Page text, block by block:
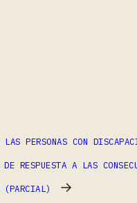
PERSONAS CON
A LAS
(PARCIAL) →